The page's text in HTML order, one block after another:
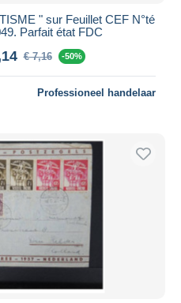
" sur Feuillet CEF N°té
Parfait état FDC
€ 7,16 -50%
Professioneel handelaar